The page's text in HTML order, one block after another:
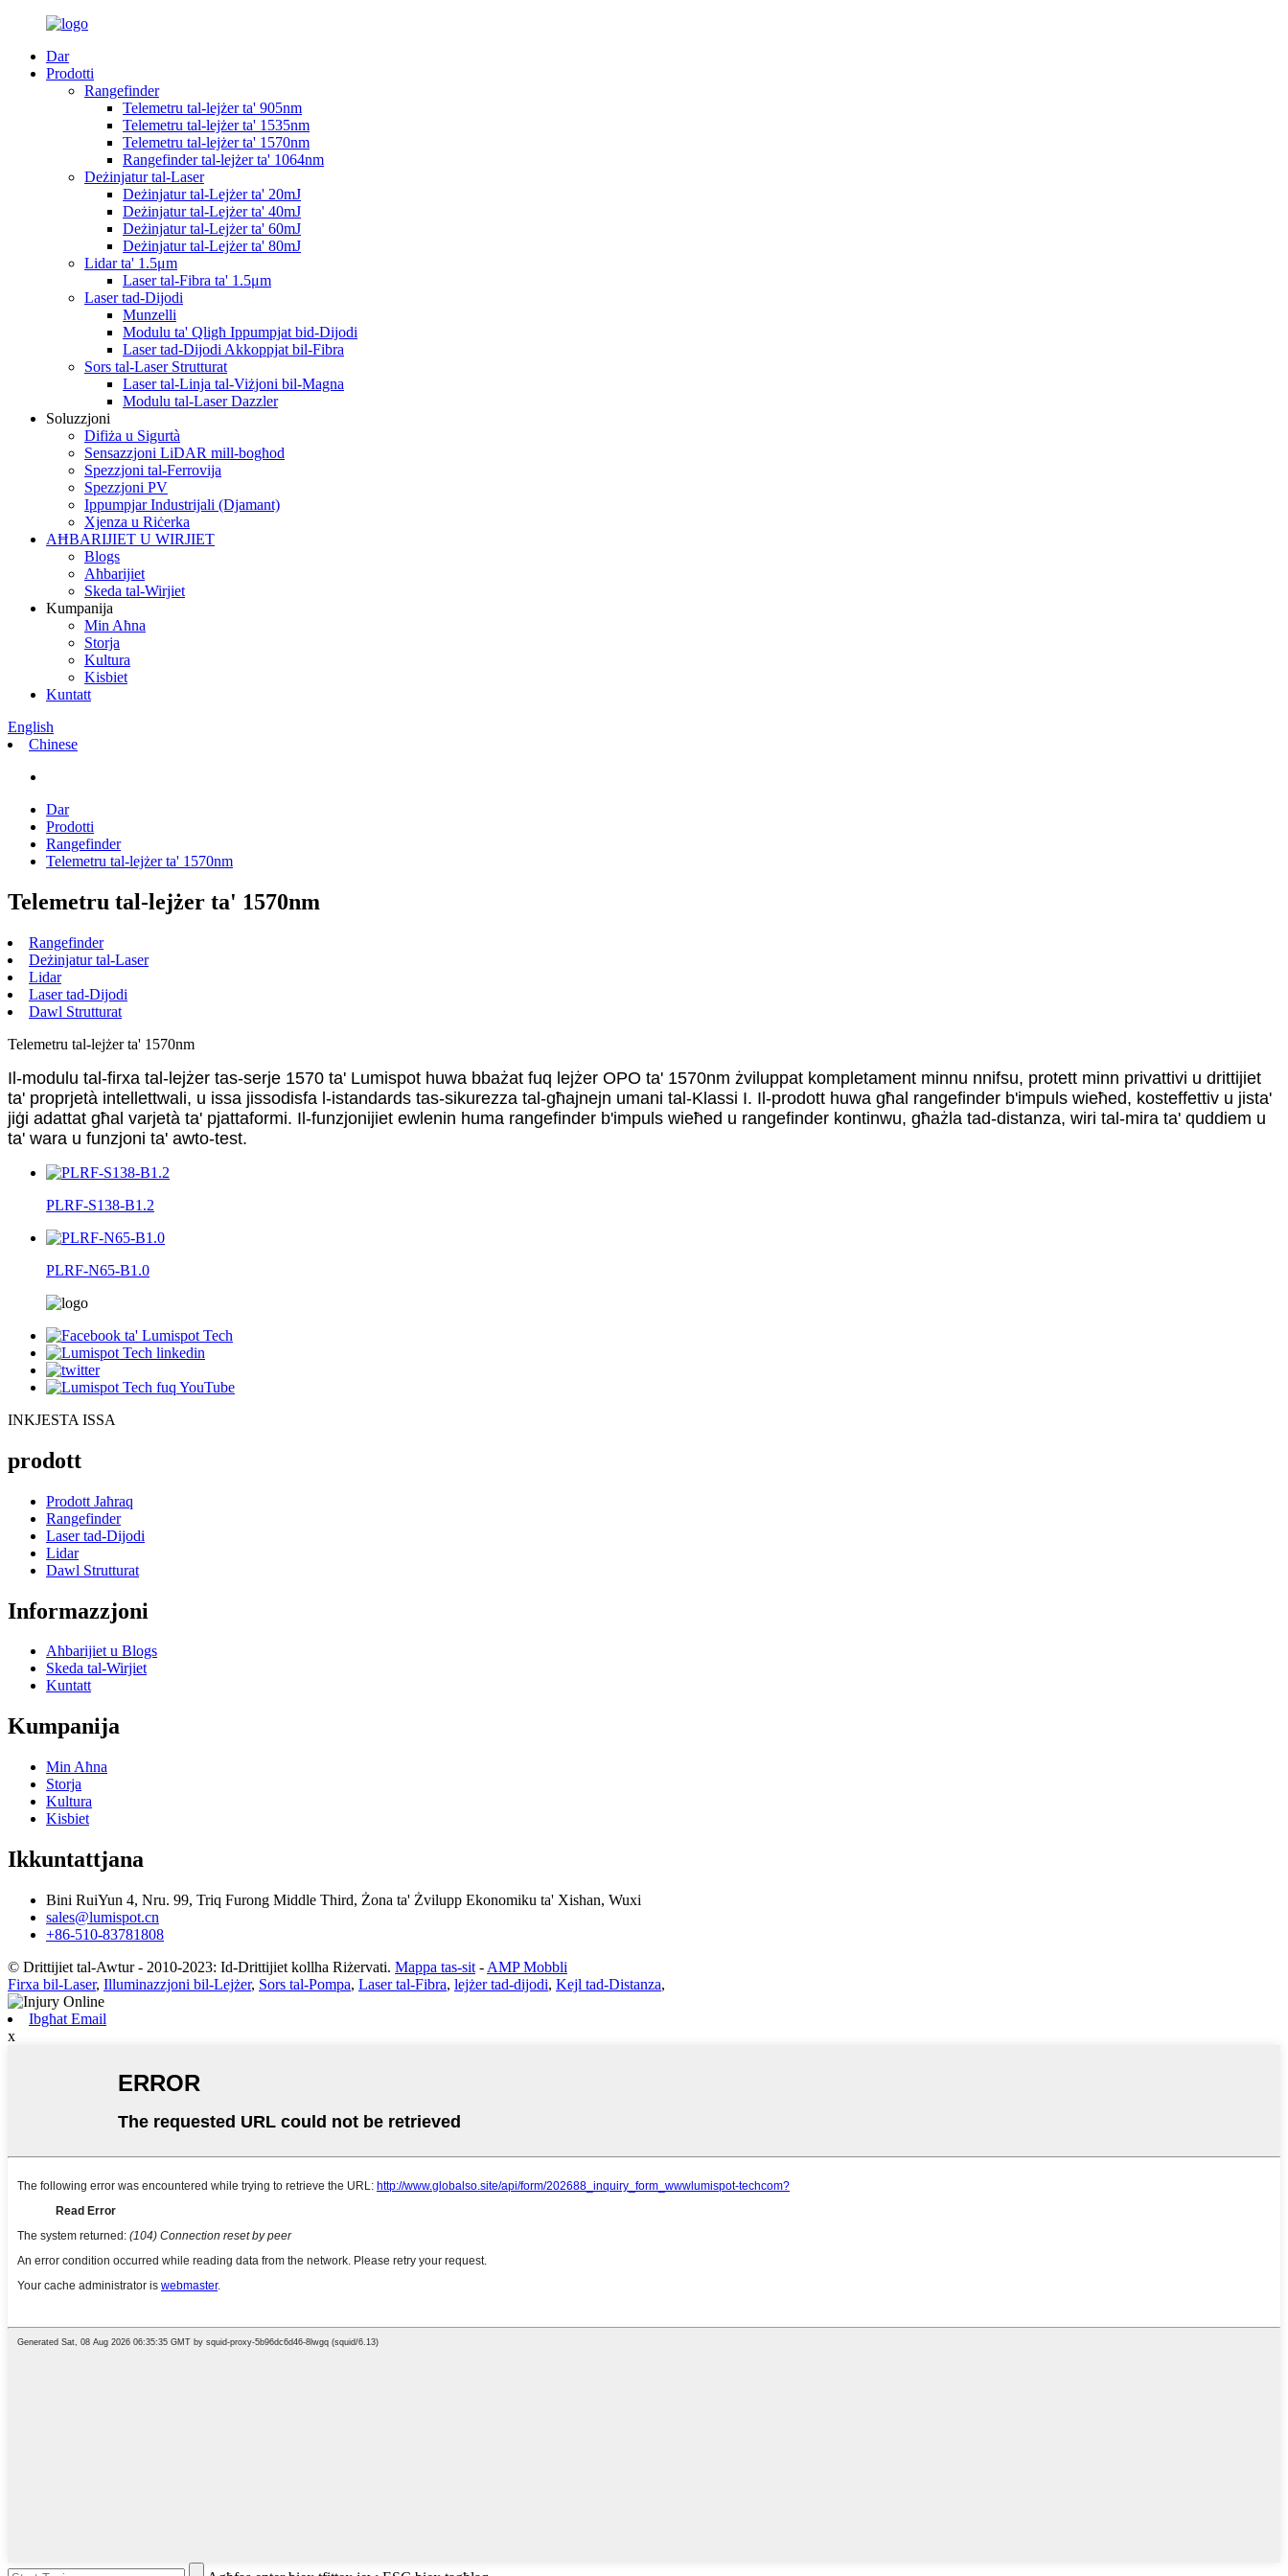
Dar
Prodotti
Rangefinder
Telemetru tal-lejżer ta' 905nm
Telemetru tal-lejżer ta' 1535nm
Telemetru tal-lejżer ta' 1570nm
Rangefinder tal-lejżer ta' 1064nm
Deżinjatur tal-Laser
Deżinjatur tal-Lejżer ta' 20mJ
Deżinjatur tal-Lejżer ta' 40mJ
Deżinjatur tal-Lejżer ta' 60mJ
Deżinjatur tal-Lejżer ta' 80mJ
Lidar ta' 1.5μm
Laser tal-Fibra ta' 1.5μm
Laser tad-Dijodi
Munzelli
Modulu ta' Qligħ Ippumpjat bid-Dijodi
Laser tad-Dijodi Akkoppjat bil-Fibra
Sors tal-Laser Strutturat
Laser tal-Linja tal-Viżjoni bil-Magna
Modulu tal-Laser Dazzler
Soluzzjoni
Difiża u Sigurtà
Sensazzjoni LiDAR mill-bogħod
Spezzjoni tal-Ferrovija
Spezzjoni PV
Ippumpjar Industrijali (Djamant)
Xjenza u Riċerka
AĦBARIJIET U WIRJIET
Blogs
Aħbarijiet
Skeda tal-Wirjiet
Kumpanija
Min Aħna
Storja
Kultura
Kisbiet
Kuntatt
English
Chinese
Dar
Prodotti
Rangefinder
Telemetru tal-lejżer ta' 1570nm
Telemetru tal-lejżer ta' 1570nm
Rangefinder
Deżinjatur tal-Laser
Lidar
Laser tad-Dijodi
Dawl Strutturat
Telemetru tal-lejżer ta' 1570nm
Il-modulu tal-firxa tal-lejżer tas-serje 1570 ta' Lumispot huwa bbażat fuq lejżer OPO ta' 1570nm żviluppat kompletament minnu nnifsu, protett minn privattivi u drittijiet
ta' proprjetà intellettwali, u issa jissodisfa l-istandards tas-sikurezza tal-għajnejn umani tal-Klassi I. Il-prodott huwa għal rangefinder b'impuls wieħed, kosteffettiv u jista'
jiġi adattat għal varjetà ta' pjattaformi. Il-funzjonijiet ewlenin huma rangefinder b'impuls wieħed u rangefinder kontinwu, għażla tad-distanza, wiri tal-mira ta' quddiem u
ta' wara u funzjoni ta' awto-test.
PLRF-S138-B1.2
PLRF-N65-B1.0
INKJESTA ISSA
prodott
Prodott Jaħraq
Rangefinder
Laser tad-Dijodi
Lidar
Dawl Strutturat
Informazzjoni
Aħbarijiet u Blogs
Skeda tal-Wirjiet
Kuntatt
Kumpanija
Min Aħna
Storja
Kultura
Kisbiet
Ikkuntattjana
Bini RuiYun 4, Nru. 99, Triq Furong Middle Third, Żona ta' Żvilupp Ekonomiku ta' Xishan, Wuxi
sales@lumispot.cn
+86-510-83781808
© Drittijiet tal-Awtur - 2010-2023: Id-Drittijiet kollha Riżervati. Mappa tas-sit - AMP Mobbli
Firxa bil-Laser, Illuminazzjoni bil-Lejżer, Sors tal-Pompa, Laser tal-Fibra, lejżer tad-dijodi, Kejl tad-Distanza,
Ibgħat Email
x